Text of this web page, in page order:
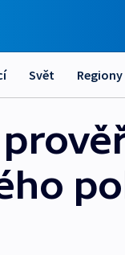
Svět Regiony